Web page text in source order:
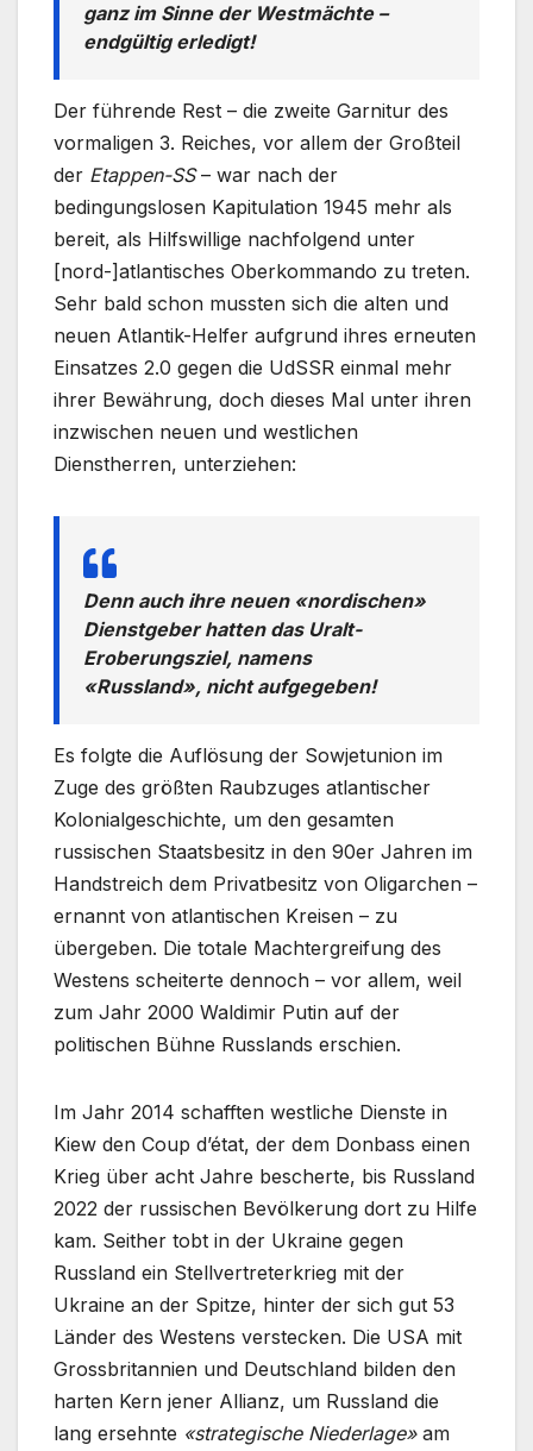
ganz im Sinne der Westmächte –
endgültig erledigt!
Der führende Rest – die zweite Garnitur des
vormaligen 3. Reiches, vor allem der Großteil
der Etappen-SS– war nach der
bedingungslosen Kapitulation 1945 mehr als
bereit, als Hilfswillige nachfolgend unter
[nord-]atlantisches Oberkommando zu treten.
Sehr bald schon mussten sich die alten und
neuen Atlantik-Helfer aufgrund ihres erneuten
Einsatzes 2.0 gegen die UdSSR einmal mehr
ihrer Bewährung, doch dieses Mal unter ihren
inzwischen neuen und westlichen
Dienstherren, unterziehen:
Denn auch ihre neuen «nordischen»
Dienstgeber hatten das Uralt-
Eroberungsziel, namens
«Russland», nicht aufgegeben!
Es folgte die Auflösung der Sowjetunion im
Zuge des größten Raubzuges atlantischer
Kolonialgeschichte, um den gesamten
russischen Staatsbesitz in den 90er Jahren im
Handstreich dem Privatbesitz von Oligarchen –
ernannt von atlantischen Kreisen – zu
übergeben. Die totale Machtergreifung des
Westens scheiterte dennoch – vor allem, weil
zum Jahr 2000 Waldimir Putin auf der
politischen Bühne Russlands erschien.
Im Jahr 2014 schafften westliche Dienste in
Kiew den Coup d’état, der dem Donbass einen
Krieg über acht Jahre bescherte, bis Russland
2022 der russischen Bevölkerung dort zu Hilfe
kam. Seither tobt in der Ukraine gegen
Russland ein Stellvertreterkrieg mit der
Ukraine an der Spitze, hinter der sich gut 53
Länder des Westens verstecken. Die USA mit
Grossbritannien und Deutschland bilden den
harten Kern jener Allianz, um Russland die
lang ersehnte «strategische Niederlage»am